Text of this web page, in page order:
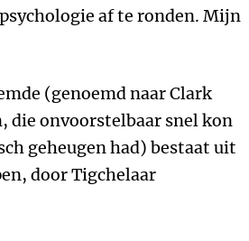
af te ronden. Mijn
(genoemd naar Clark
die onvoorstelbaar snel kon
geheugen had) bestaat uit
door Tigchelaar